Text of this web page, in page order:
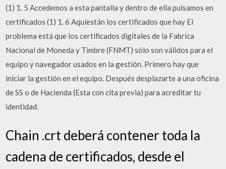
(1) 1. 5 Accedemos a esta pantalla y dentro de ella pulsamos en
certificados (1) 1. 6 Aquíestán los certificados que hay El
problema está que los certificados digitales de la Fabrica
Nacional de Moneda y Timbre (FNMT) sólo son válidos para el
equipo y navegador usados en la gestión. Primero hay que
iniciar la gestión en el equipo. Después desplazarte a una oficina
de SS o de Hacienda (Esta con cita previa) para acreditar tu
identidad.
Chain .crt deberá contener toda la
cadena de certificados, desde el